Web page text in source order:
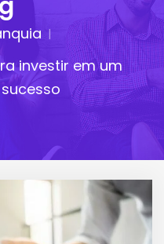
investir em um